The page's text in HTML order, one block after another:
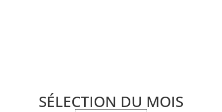
SÉLECTION DU MOIS